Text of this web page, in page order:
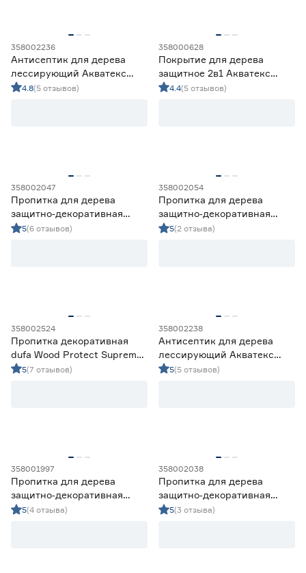
358002236
Антисептик для дерева
лессирующий Акватекс
Прованс венге 0,75 л
4.8(5 отзывов)
358000628
Покрытие для дерева
защитное 2в1 Акватекс
палисандр 9 л
4.4(5 отзывов)
358002047
Пропитка для дерева
защитно‑декоративная
алкидная Lakur тик 2,5 л
5(6 отзывов)
358002054
Пропитка для дерева
защитно‑декоративная
алкидная Lakur палисандр
5(2 отзыва)
358002524
Пропитка декоративная
dufa Wood Protect Supreme
палисандр 9 л
5(7 отзывов)
358002238
Антисептик для дерева
лессирующий Акватекс
Прованс орех 0,75 л
5(5 отзывов)
358001997
Пропитка для дерева
защитно‑декоративная
акриловая Lakur орех 2 л
5(4 отзыва)
358002038
Пропитка для дерева
защитно‑декоративная
алкидная Lakur л тик 0,7
5(3 отзыва)